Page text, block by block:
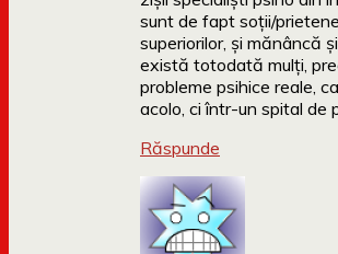
sunt de fapt soții/
superiorilor, și mănâncă
există totodată mulți,
probleme psihice reale,
acolo, ci într-un spital de
Răspunde